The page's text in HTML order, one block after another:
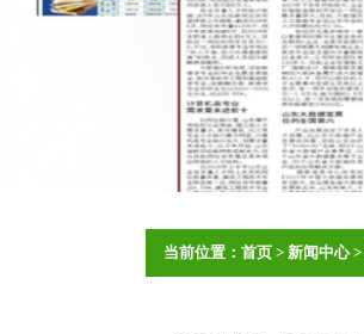
当前位置： 首页> 新闻中心>